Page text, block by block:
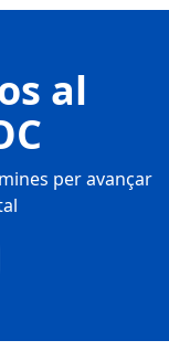
al
per avançar